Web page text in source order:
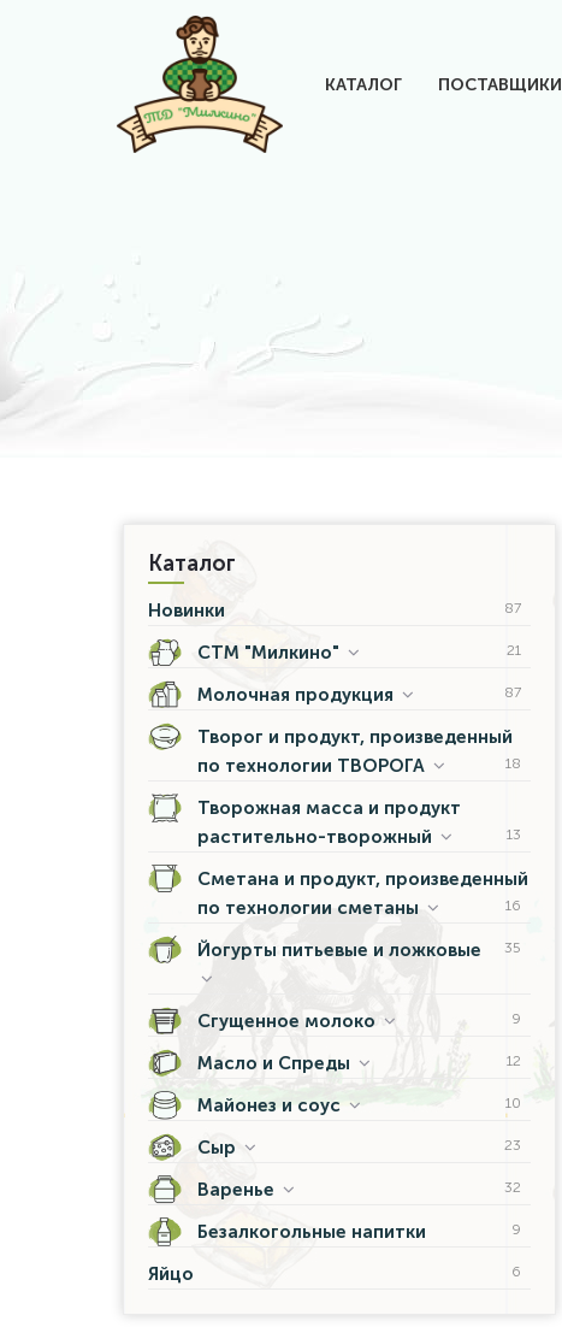
КАТАЛОГ ПОСТАВЩИКИ
Каталог
Новинки 87
СТМ "Милкино" 21
Молочная продукция 87
Творог и продукт, произведенный
по технологии ТВОРОГА
18
Творожная масса и продукт
растительно-творожный
13
Сметана и продукт, произведенный
по технологии сметаны
16
Йогурты питьевые и ложковые 35
Сгущенное молоко 9
Масло и Спреды 12
Майонез и соус 10
Сыр 23
Варенье 32
Безалкогольные напитки 9
Яйцо 6